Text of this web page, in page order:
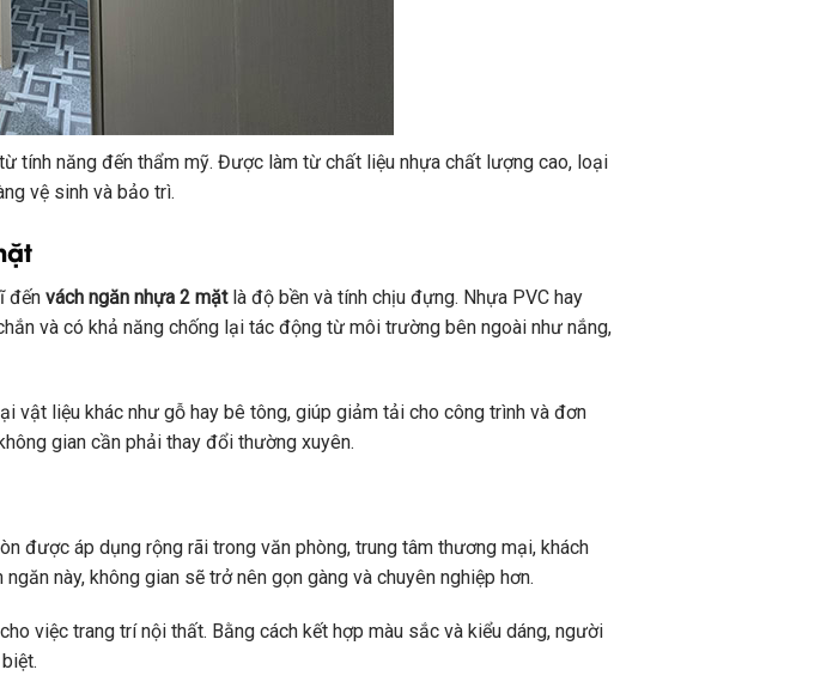
tính năng đến thẩm mỹ. Được làm từ chất liệu nhựa chất lượng cao, loại
vệ sinh và bảo trì.
đến vách ngăn nhựa 2 mặtlà độ bền và tính chịu đựng. Nhựa PVC hay
và có khả năng chống lại tác động từ môi trường bên ngoài như nắng,
vật liệu khác như gỗ hay bê tông, giúp giảm tải cho công trình và đơn
gian cần phải thay đổi thường xuyên.
được áp dụng rộng rãi trong văn phòng, trung tâm thương mại, khách
này, không gian sẽ trở nên gọn gàng và chuyên nghiệp hơn.
việc trang trí nội thất. Bằng cách kết hợp màu sắc và kiểu dáng, người